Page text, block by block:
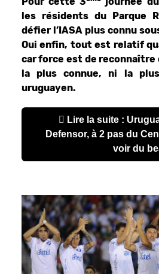
les résidents du Parque
défier l’IASA plus connu
Oui enfin, tout est relatif
car force est de reconnaître
la plus connue, ni la
uruguayen.
Defensor, à 2 pas du
voir du